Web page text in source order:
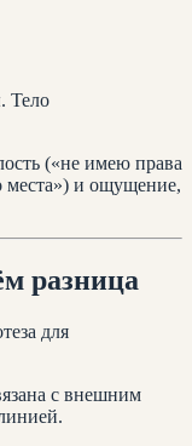
Тело
(«не имею права
места») и ощущение,
разница
для
с внешним